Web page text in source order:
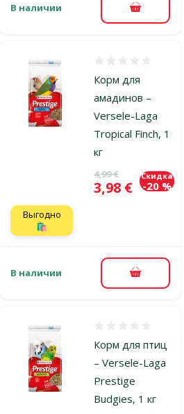
В наличии В корзину
Корм для
амадинов –
Versele-Laga
Tropical Finch, 1
кг
Исходная цена
4,99 €
Цена
3,98 €
Скидка
-20 %
Выгодно
🛍️
В наличии В корзину
Корм для птиц
– Versele-Laga
Prestige
Budgies, 1 кг